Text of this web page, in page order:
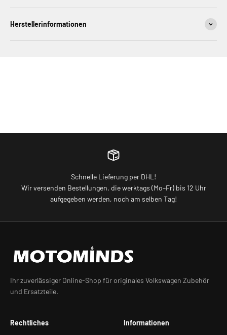
Herstellerinformationen
Schnelle Lieferung per DHL!
Wir versenden Bestellungen, die werktags (Mo–Fr) bis 12 Uhr
aufgegeben werden, noch am selben Tag!
Ihr zuverlässiger Online-Shop für originales Volkswagen Zubehör
und Ersatzteile.
Rechtliches Informationen